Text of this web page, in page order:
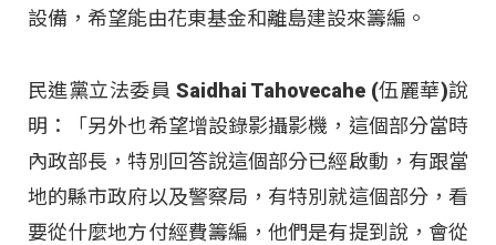
設備，希望能由花東基金和離島建設來籌編。
民進黨立法委員 Saidhai Tahovecahe (伍麗華)說
明：「另外也希望增設錄影攝影機，這個部分當時
內政部長，特別回答說這個部分已經啟動，有跟當
地的縣市政府以及警察局，有特別就這個部分，看
要從什麼地方付經費籌編，他們是有提到說，會從